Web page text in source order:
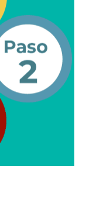
Público
y Custodia